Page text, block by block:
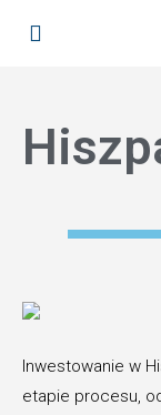
Inwestowanie w
etapie procesu,